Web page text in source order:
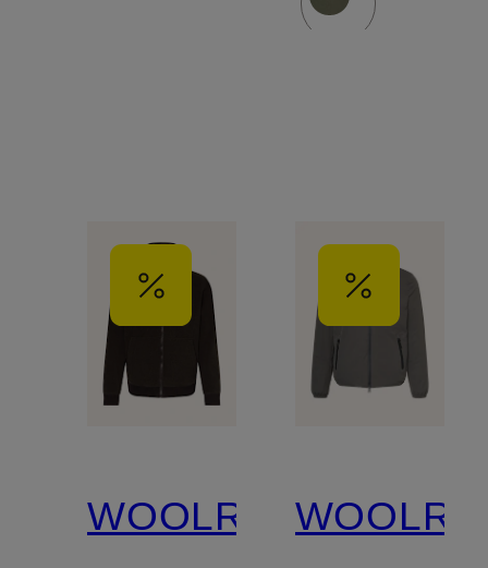
WOOLRICH